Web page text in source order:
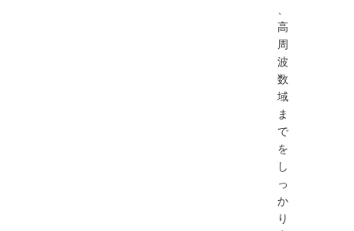
高
周
波
数
域
ま
で
を
し
っ
か
り